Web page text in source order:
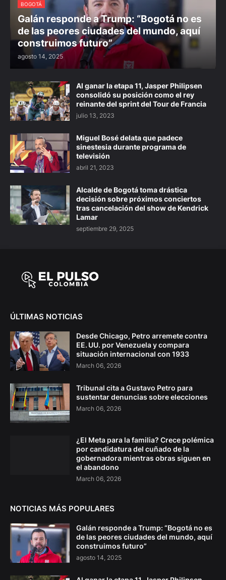
BOGOTÁ
Galán responde a Trump: “Bogotá no es
de las peores ciudades del mundo, aquí
construimos futuro”
agosto 14, 2025
Al ganar la etapa 11, Jasper Philipsen
consolidó su posición como el rey
reinante del sprint del Tour de Francia
julio 13, 2023
Miguel Bosé delata que padece
sinestesia durante programa de
televisión
abril 21, 2023
Alcalde de Bogotá toma drástica
decisión sobre próximos conciertos
tras cancelación del show de Kendrick
Lamar
septiembre 29, 2025
ÚLTIMAS NOTICIAS
Desde Chicago, Petro arremete contra
EE. UU. por Venezuela y compara
situación internacional con 1933
March 06, 2026
Tribunal cita a Gustavo Petro para
sustentar denuncias sobre elecciones
March 06, 2026
¿El Meta para la familia? Crece polémica
por candidatura del cuñado de la
gobernadora mientras obras siguen en
el abandono
March 06, 2026
NOTICIAS MÁS POPULARES
Galán responde a Trump: “Bogotá no es
de las peores ciudades del mundo, aquí
construimos futuro”
agosto 14, 2025